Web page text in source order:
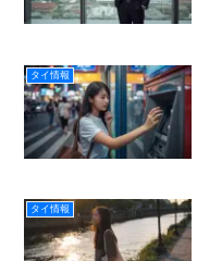
タイ情報
タイ情報